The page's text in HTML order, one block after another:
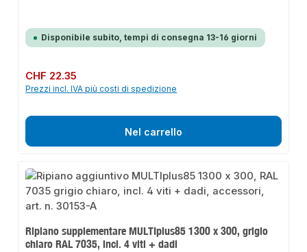
Disponibile subito, tempi di consegna 13-16 giorni
Prezzo normale:
CHF 22.35
Prezzi incl. IVA più costi di spedizione
Nel carrello
Ripiano supplementare MULTIplus85 1300 x 300, grigio
chiaro RAL 7035, incl. 4 viti + dadi